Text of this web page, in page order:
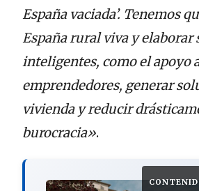
España vaciada’. Tenemos
España rural viva y elaborar
inteligentes, como el apoyo
emprendedores, generar
vivienda y reducir
burocracia».